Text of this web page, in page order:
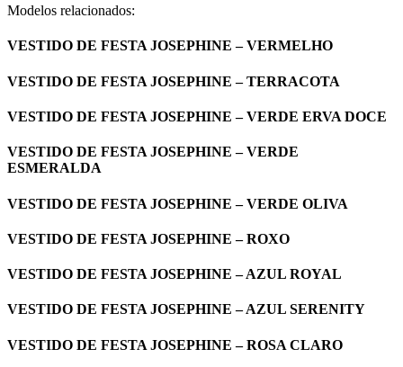
Modelos relacionados:
VESTIDO DE FESTA JOSEPHINE – VERMELHO
VESTIDO DE FESTA JOSEPHINE – TERRACOTA
VESTIDO DE FESTA JOSEPHINE – VERDE ERVA DOCE
VESTIDO DE FESTA JOSEPHINE – VERDE
ESMERALDA
VESTIDO DE FESTA JOSEPHINE – VERDE OLIVA
VESTIDO DE FESTA JOSEPHINE – ROXO
VESTIDO DE FESTA JOSEPHINE – AZUL ROYAL
VESTIDO DE FESTA JOSEPHINE – AZUL SERENITY
VESTIDO DE FESTA JOSEPHINE – ROSA CLARO